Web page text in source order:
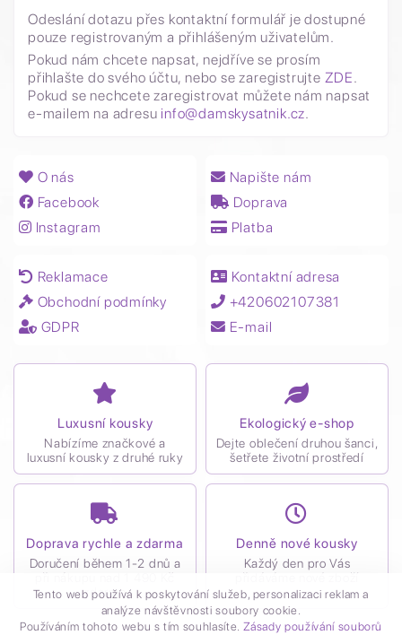
Odeslání dotazu přes kontaktní formulář je dostupné
pouze registrovaným a přihlášeným uživatelům.
Pokud nám chcete napsat, nejdříve se prosím
přihlašte do svého účtu, nebo se zaregistrujte ZDE.
Pokud se nechcete zaregistrovat můžete nám napsat
e-mailem na adresu info@damskysatnik.cz.
O nás
Facebook
Instagram
Napište nám
Doprava
Platba
Reklamace
Obchodní podmínky
GDPR
Kontaktní adresa
+420602107381
E-mail
Luxusní kousky
Nabízíme značkové a
luxusní kousky z druhé ruky
Ekologický e-shop
Dejte oblečení druhou šanci,
šetřete životní prostředí
Doprava rychle a zdarma
Doručení během 1-2 dnů a
při nákupu nad 1 490 Kč
zdarma
Denně nové kousky
Každý den pro Vás
přidáváme nové zboží
Tento web používá k poskytování služeb, personalizaci reklam a
analýze návštěvnosti soubory cookie.
Používáním tohoto webu s tím souhlasíte. Zásady používání souborů